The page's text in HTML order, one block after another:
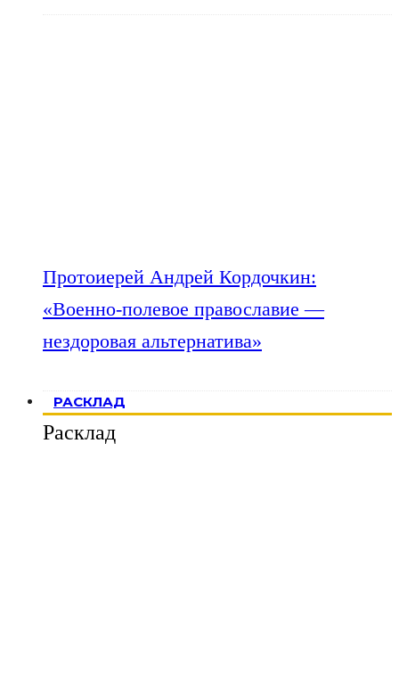
Протоиерей Андрей Кордочкин:
«Военно-полевое православие —
нездоровая альтернатива»
РАСКЛАД
Расклад